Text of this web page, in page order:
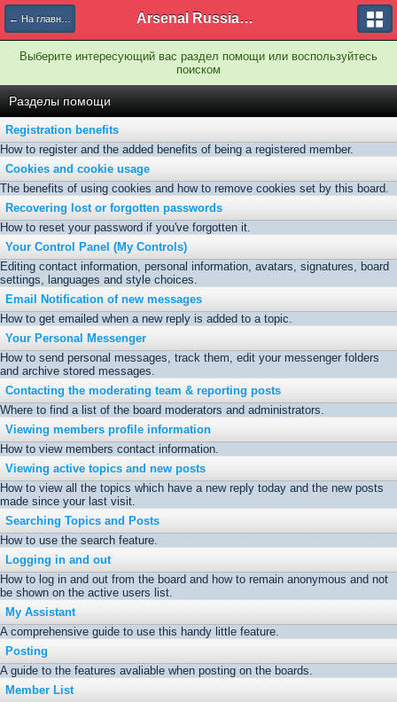
← На главную Arsenal Russian Speaking Supporters Club
Выберите интересующий вас раздел помощи или воспользуйтесь
поиском
Разделы помощи
Registration benefits
How to register and the added benefits of being a registered member.
Cookies and cookie usage
The benefits of using cookies and how to remove cookies set by this board.
Recovering lost or forgotten passwords
How to reset your password if you've forgotten it.
Your Control Panel (My Controls)
Editing contact information, personal information, avatars, signatures, board
settings, languages and style choices.
Email Notification of new messages
How to get emailed when a new reply is added to a topic.
Your Personal Messenger
How to send personal messages, track them, edit your messenger folders
and archive stored messages.
Contacting the moderating team & reporting posts
Where to find a list of the board moderators and administrators.
Viewing members profile information
How to view members contact information.
Viewing active topics and new posts
How to view all the topics which have a new reply today and the new posts
made since your last visit.
Searching Topics and Posts
How to use the search feature.
Logging in and out
How to log in and out from the board and how to remain anonymous and not
be shown on the active users list.
My Assistant
A comprehensive guide to use this handy little feature.
Posting
A guide to the features avaliable when posting on the boards.
Member List